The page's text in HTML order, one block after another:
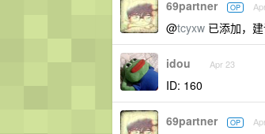
69partner OP
@tcyxw 已添加，
idou Apr 23
ID: 160
69partner OP